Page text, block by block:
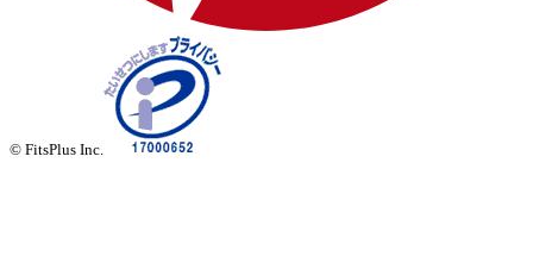
© FitsPlus Inc.